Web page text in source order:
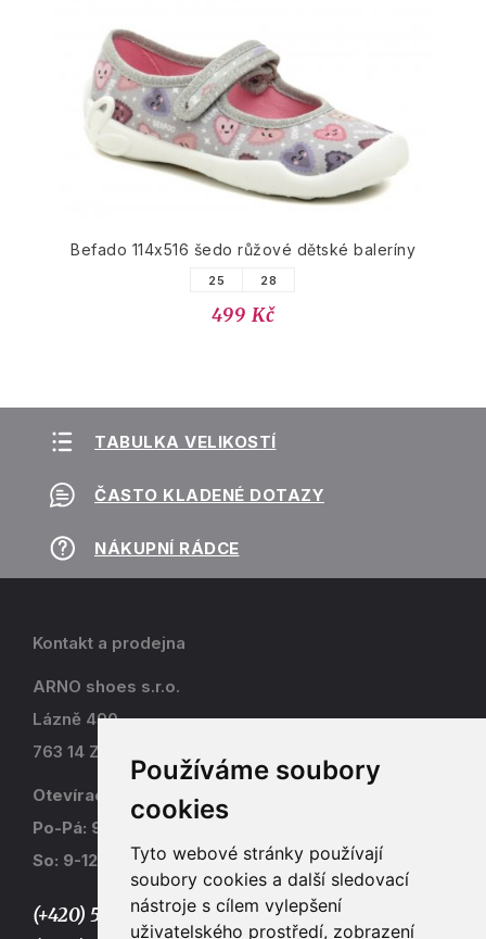
Používáme soubory
cookies
Tyto webové stránky používají
soubory cookies a další sledovací
nástroje s cílem vylepšení
uživatelského prostředí, zobrazení
Befado 114x516 šedo růžové dětské baleríny
25 28
499 Kč
TABULKA VELIKOSTÍ
ČASTO KLADENÉ DOTAZY
NÁKUPNÍ RÁDCE
Kontakt a prodejna
ARNO shoes s.r.o.
Lázně 490
763 14 Zlín - Kostelec
Otevírací doba
Po-Pá: 9-17
So: 9-12
(+420) 577 915 036,